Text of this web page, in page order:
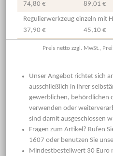
74,80 € 89,01 €
Regulierwerkzeug einzeln mit
37,90 €
45,10 €
Preis netto zzgl. MwSt.,
Unser Angebot richtet sich
ausschließlich in ihrer
gewerblichen, behördlichen
verwenden oder
sind damit ausgeschlossen
Fragen zum Artikel? Rufen
1607 oder benutzen Sie
Mindestbestellwert 30 Euro